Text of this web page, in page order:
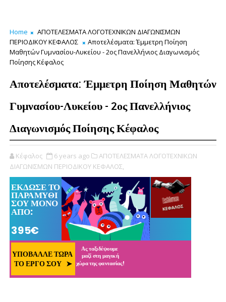
Home
ΑΠΟΤΕΛΕΣΜΑΤΑ ΛΟΓΟΤΕΧΝΙΚΩΝ ΔΙΑΓΩΝΙΣΜΩΝ
ΠΕΡΙΟΔΙΚΟΥ ΚΕΦΑΛΟΣ
Αποτελέσματα: Έμμετρη Ποίηση
Μαθητών Γυμνασίου-Λυκείου - 2ος Πανελλήνιος Διαγωνισμός
Ποίησης Κέφαλος
Αποτελέσματα: Έμμετρη Ποίηση Μαθητών
Γυμνασίου-Λυκείου - 2ος Πανελλήνιος
Διαγωνισμός Ποίησης Κέφαλος
Κέφαλος 6 years ago
ΑΠΟΤΕΛΕΣΜΑΤΑ ΛΟΓΟΤΕΧΝΙΚΩΝ
ΔΙΑΓΩΝΙΣΜΩΝ ΠΕΡΙΟΔΙΚΟΥ ΚΕΦΑΛΟΣ,